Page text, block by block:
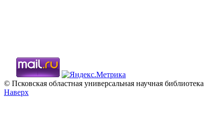
© Псковская областная универсальная научная библиотека
Наверх